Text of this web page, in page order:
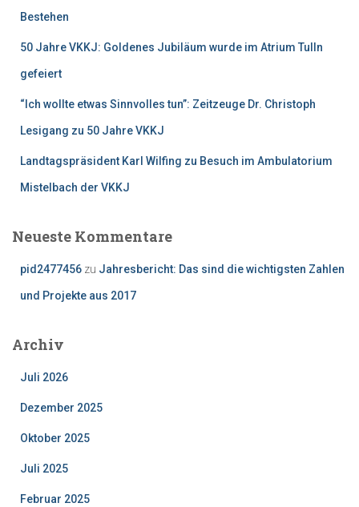
Bestehen
50 Jahre VKKJ: Goldenes Jubiläum wurde im Atrium Tulln
gefeiert
“Ich wollte etwas Sinnvolles tun”: Zeitzeuge Dr. Christoph
Lesigang zu 50 Jahre VKKJ
Landtagspräsident Karl Wilfing zu Besuch im Ambulatorium
Mistelbach der VKKJ
Neueste Kommentare
pid2477456 zu Jahresbericht: Das sind die wichtigsten Zahlen
und Projekte aus 2017
Archiv
Juli 2026
Dezember 2025
Oktober 2025
Juli 2025
Februar 2025